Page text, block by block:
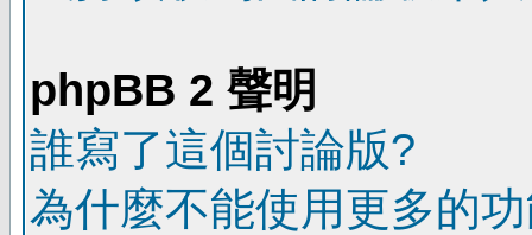
phpBB 2 聲明
誰寫了這個討論版?
為什麼不能使用更多的